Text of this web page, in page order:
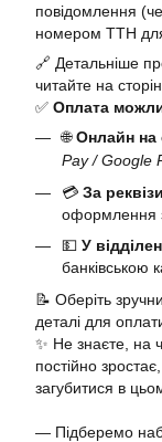
повідомлення
номером ТТН для
🔗 Детальніше
читайте на
✅ Оплата
🌐Онлайн на
Pay / Google
💳 За
оформлення
💵 У
банківською
📝 Оберіть
деталі для
✨ Не знаєте, на
постійно
загубитися в
— Підберемо